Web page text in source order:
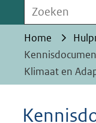
geweigerd.
Zoeken
Home
Klimaat en